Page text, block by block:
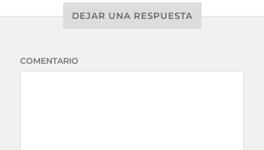
DEJAR UNA RESPUESTA
COMENTARIO